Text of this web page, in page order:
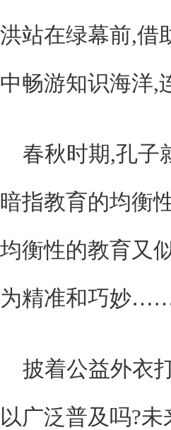
洪站在绿幕前,借
中畅游知识海洋,
春秋时期,孔子
暗指教育的均衡
均衡性的教育又
为精准和巧妙
披着公益外衣
以广泛普及吗?